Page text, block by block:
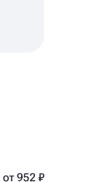
от 952 ₽